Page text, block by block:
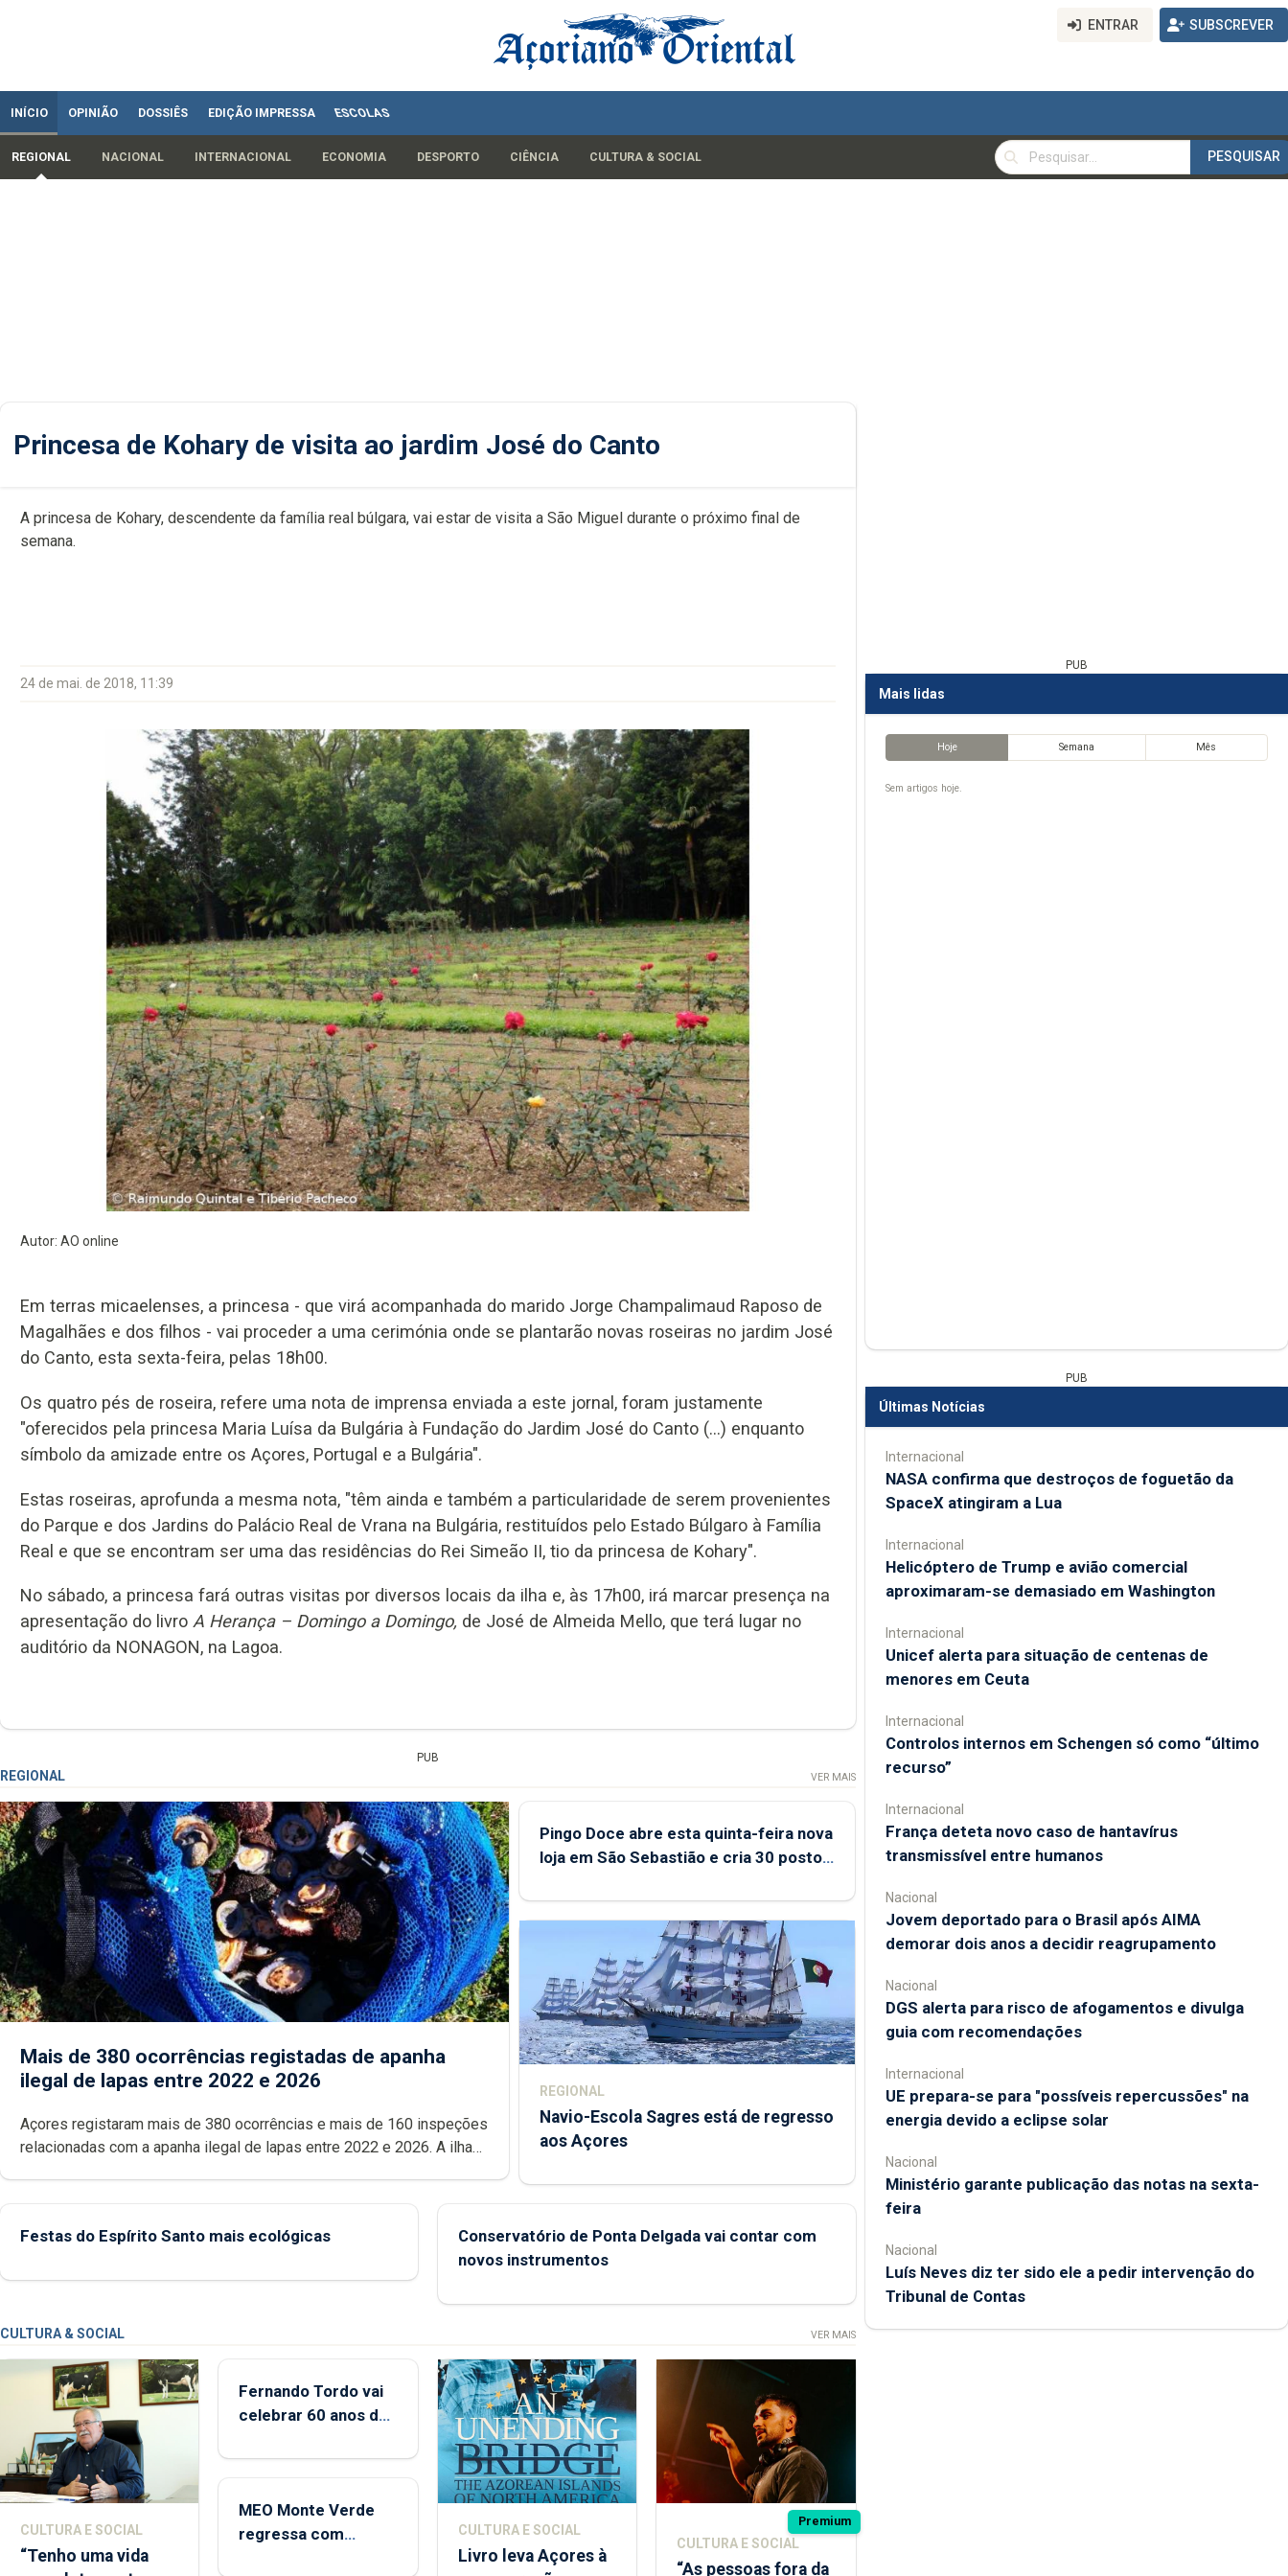
ENTRAR SUBSCREVER
INÍCIO OPINIÃO DOSSIÊS EDIÇÃO IMPRESSA ESCOLAS
REGIONAL NACIONAL INTERNACIONAL ECONOMIA DESPORTO CIÊNCIA CULTURA & SOCIAL
PESQUISAR
PESQUISAR
Princesa de Kohary de visita ao jardim José do Canto
A princesa de Kohary, descendente da família real búlgara, vai estar de visita a São Miguel durante o próximo final de
semana.
24 de mai. de 2018, 11:39
Autor: AO online
Em terras micaelenses, a princesa - que virá acompanhada do marido Jorge Champalimaud Raposo de
Magalhães e dos filhos - vai proceder a uma cerimónia onde se plantarão novas roseiras no jardim José
do Canto, esta sexta-feira, pelas 18h00.
Os quatro pés de roseira, refere uma nota de imprensa enviada a este jornal, foram justamente
"oferecidos pela princesa Maria Luísa da Bulgária à Fundação do Jardim José do Canto (...) enquanto
símbolo da amizade entre os Açores, Portugal e a Bulgária".
Estas roseiras, aprofunda a mesma nota, "têm ainda e também a particularidade de serem provenientes
do Parque e dos Jardins do Palácio Real de Vrana na Bulgária, restituídos pelo Estado Búlgaro à Família
Real e que se encontram ser uma das residências do Rei Simeão II, tio da princesa de Kohary".
No sábado, a princesa fará outras visitas por diversos locais da ilha e, às 17h00, irá marcar presença na
apresentação do livro A Herança – Domingo a Domingo, de José de Almeida Mello, que terá lugar no
auditório da NONAGON, na Lagoa.
PUB
REGIONAL VER MAIS
Mais de 380 ocorrências registadas de apanha
ilegal de lapas entre 2022 e 2026
Açores registaram mais de 380 ocorrências e mais de 160 inspeções
relacionadas com a apanha ilegal de lapas entre 2022 e 2026. A ilha
Pingo Doce abre esta quinta-feira nova
loja em São Sebastião e cria 30 postos
REGIONAL
Navio-Escola Sagres está de regresso
aos Açores
Festas do Espírito Santo mais ecológicas
Conservatório de Ponta Delgada vai contar com
novos instrumentos
CULTURA & SOCIAL VER MAIS
CULTURA E SOCIAL
“Tenho uma vida
Fernando Tordo vai
celebrar 60 anos de
Micaelense
MEO Monte Verde
regressa com
CULTURA E SOCIAL
Livro leva Açores à
Premium
CULTURA E SOCIAL
“As pessoas fora da
PUB
Mais lidas
Hoje Semana Mês
Sem artigos hoje.
PUB
Últimas Notícias
Internacional
NASA confirma que destroços de foguetão da
SpaceX atingiram a Lua
Internacional
Helicóptero de Trump e avião comercial
aproximaram-se demasiado em Washington
Internacional
Unicef alerta para situação de centenas de
menores em Ceuta
Internacional
Controlos internos em Schengen só como “último
recurso”
Internacional
França deteta novo caso de hantavírus
transmissível entre humanos
Nacional
Jovem deportado para o Brasil após AIMA
demorar dois anos a decidir reagrupamento
Nacional
DGS alerta para risco de afogamentos e divulga
guia com recomendações
Internacional
UE prepara-se para "possíveis repercussões" na
energia devido a eclipse solar
Nacional
Ministério garante publicação das notas na sexta-
feira
Nacional
Luís Neves diz ter sido ele a pedir intervenção do
Tribunal de Contas